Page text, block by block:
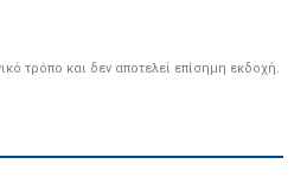
τρόπο και δεν αποτελεί επίσημη εκδοχή.